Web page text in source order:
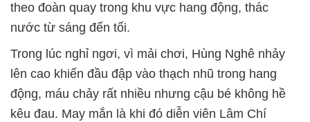
theo đoàn quay trong khu vực hang động, thác
nước từ sáng đến tối.
Trong lúc nghỉ ngơi, vì mải chơi, Hùng Nghê nhảy
lên cao khiến đầu đập vào thạch nhũ trong hang
động, máu chảy rất nhiều nhưng cậu bé không hề
kêu đau. May mắn là khi đó diễn viên Lâm Chí